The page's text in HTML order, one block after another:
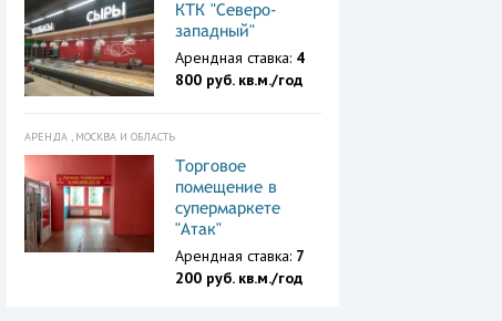
КТК "Северо-
западный"
Арендная ставка: 4
800 руб. кв.м./год
АРЕНДА , МОСКВА И ОБЛАСТЬ
Торговое
помещение в
супермаркете
"Атак"
Арендная ставка: 7
200 руб. кв.м./год